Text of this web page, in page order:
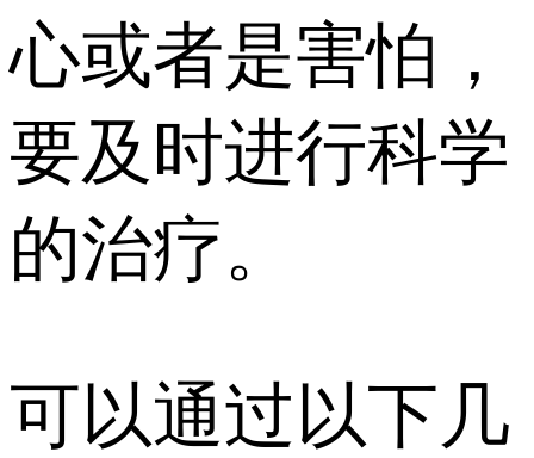
心或者是害怕，
要及时进行科学
的治疗。
可以通过以下几